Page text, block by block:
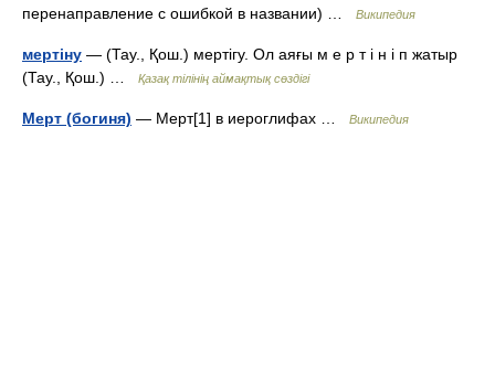
перенаправление с ошибкой в названии) …
Википедия
мертіну — (Тау., Қош.) мертігу. Ол аяғы м е р т і н і п жатыр
(Тау., Қош.) …
Қазақ тілінің аймақтық сөздігі
Мерт (богиня) — Мерт[1] в иероглифах … Википедия